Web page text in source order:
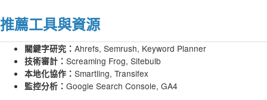
推薦工具與資源
關鍵字研究：Ahrefs, Semrush, Keyword Planner
技術審計：Screaming Frog, Sitebulb
本地化協作：Smartling, Transifex
監控分析：Google Search Console, GA4